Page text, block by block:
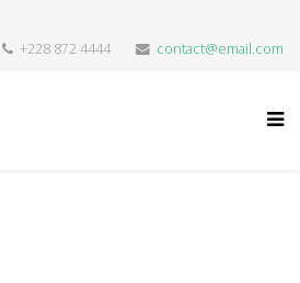
+228 872 4444 contact@email.com